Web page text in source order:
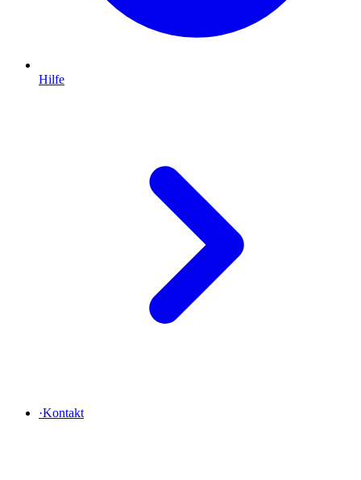
Hilfe
·Kontakt